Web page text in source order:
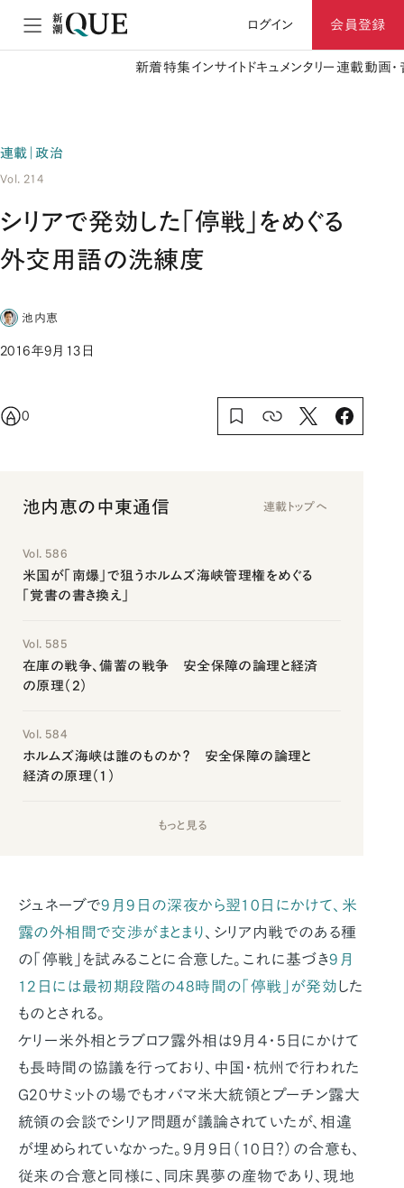
ログイン 会員登録
新着特集 インサイト ドキュメンタリー 連載動画
連載｜政治
Vol. 214
シリアで発効した「停戦」をめぐる
外交用語の洗練度
池内恵
2016年9月13日
0
池内恵の中東通信 連載トップへ
Vol. 586
米国が「南爆」で狙うホルムズ海峡管理権をめぐる
「覚書の書き換え」
Vol. 585
在庫の戦争、備蓄の戦争 安全保障の論理と経済
の原理（2）
Vol. 584
ホルムズ海峡は誰のものか？ 安全保障の論理と
経済の原理（1）
もっと見る
ジュネーブで9月9日の深夜から翌10日にかけて、米
露の外相間で交渉がまとまり、シリア内戦でのある種
の「停戦」を試みることに合意した。これに基づき9月
12日には最初期段階の48時間の「停戦」が発効した
ものとされる。
ケリー米外相とラブロフ露外相は9月４・5日にかけて
も長時間の協議を行っており、中国・杭州で行われた
G20サミットの場でもオバマ米大統領とプーチン露大
統領の会談でシリア問題が議論されていたが、相違
が埋められていなかった。9月9日（10日？）の合意も、
従来の合意と同様に、同床異夢の産物であり、現地